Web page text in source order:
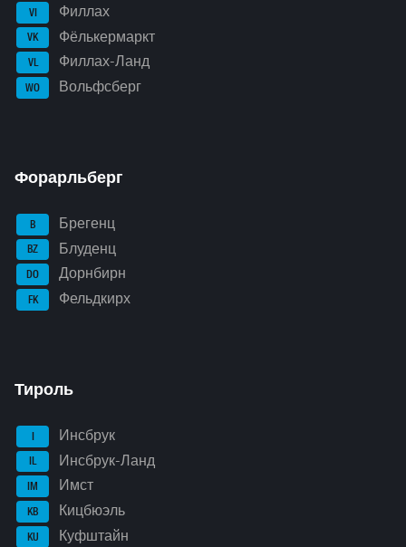
VI Филлах
VK Фёлькермаркт
VL Филлах-Ланд
WO Вольфсберг
Форарльберг
B Брегенц
BZ Блуденц
DO Дорнбирн
FK Фельдкирх
Тироль
I Инсбрук
IL Инсбрук-Ланд
IM Имст
KB Кицбюэль
KU Куфштайн